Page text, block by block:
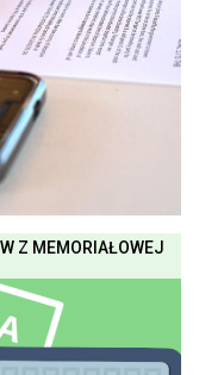
Z MEMORIAŁOWEJ